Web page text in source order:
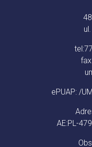
tel:
ePUAP: /
AE:PL-